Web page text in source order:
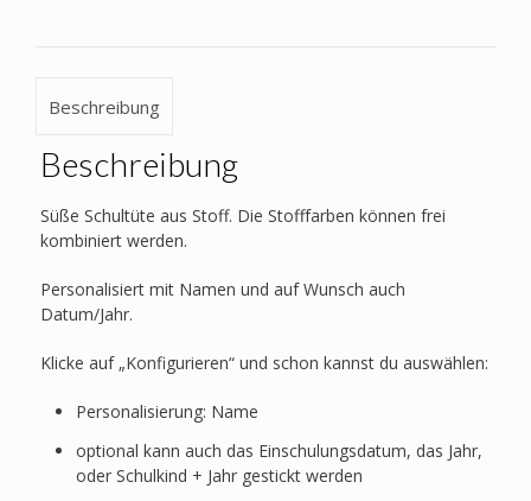
Beschreibung
Beschreibung
Süße Schultüte aus Stoff. Die Stofffarben können frei
kombiniert werden.
Personalisiert mit Namen und auf Wunsch auch
Datum/Jahr.
Klicke auf „Konfigurieren“ und schon kannst du auswählen:
Personalisierung: Name
optional kann auch das Einschulungsdatum, das Jahr,
oder Schulkind + Jahr gestickt werden